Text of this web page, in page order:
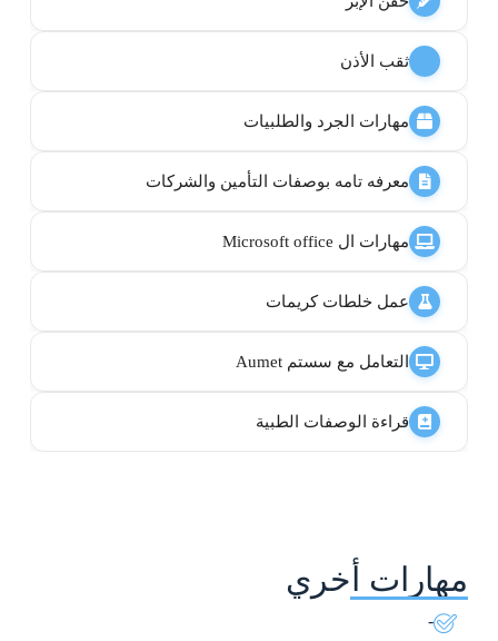
ثقب الأذن
مهارات الجرد والطلبيات
معرفه تامه بوصفات التأمين والشركات
مهارات ال Microsoft office
عمل خلطات كريمات
التعامل مع سستم Aumet
قراءة الوصفات الطبية
مهارات أخري
-